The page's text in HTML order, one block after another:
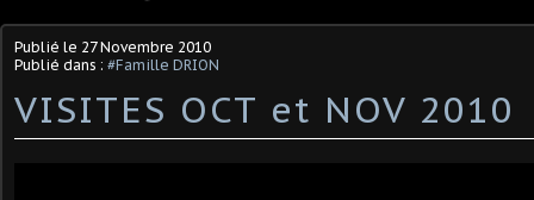
Publié le 27 Novembre 2010
Publié dans : #Famille DRION
VISITES OCT et NOV 2010